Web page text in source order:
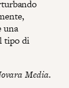
una
tipo di
Media.